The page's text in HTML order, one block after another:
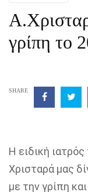
γρίπη το
SHARE
H ειδική
Χρισταρά μας
με την γρίπη